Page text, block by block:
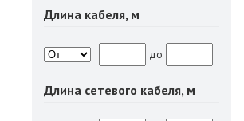
Длина кабеля, м
до
Длина сетевого кабеля, м